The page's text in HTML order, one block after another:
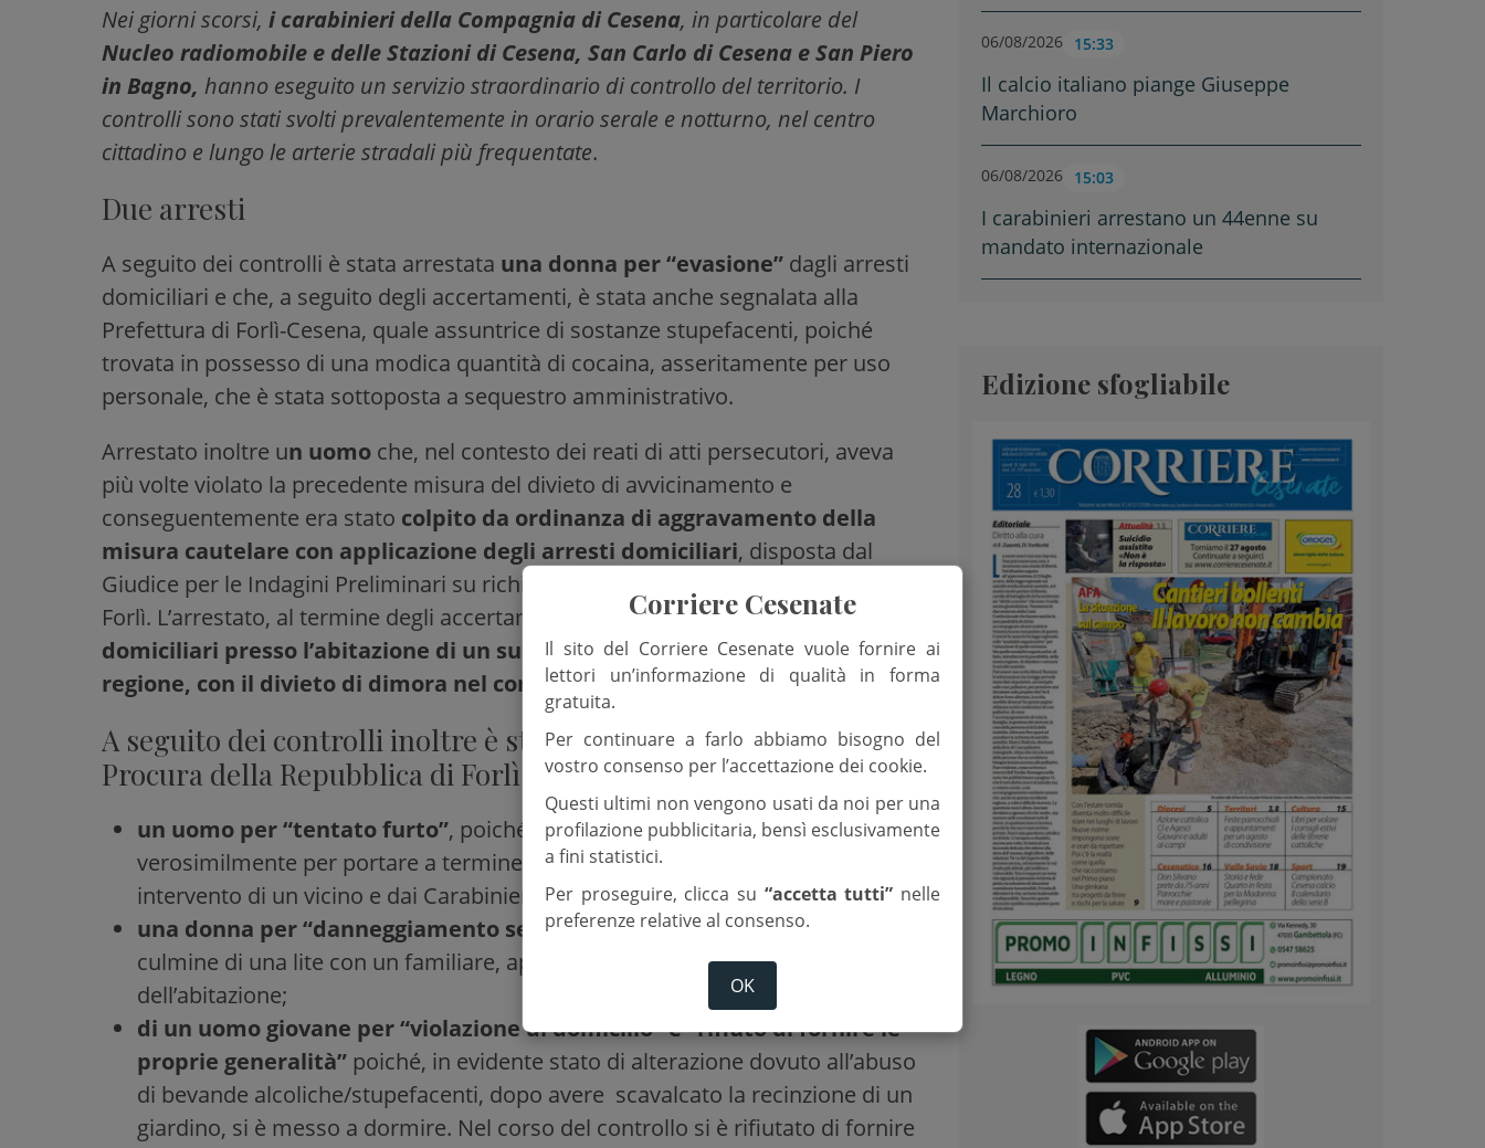
Nei giorni scorsi, i carabinieri della Compagnia di Cesena, in particolare del
Nucleo radiomobile e delle Stazioni di Cesena, San Carlo di Cesena e San Piero
in Bagno, hanno eseguito un servizio straordinario di controllo del territorio. I
controlli sono stati svolti prevalentemente in orario serale e notturno, nel centro
cittadino e lungo le arterie stradali più frequentate.
Due arresti
A seguito dei controlli è stata arrestata una donna per “evasione” dagli arresti
domiciliari e che, a seguito degli accertamenti, è stata anche segnalata alla
Prefettura di Forlì-Cesena, quale assuntrice di sostanze stupefacenti, poiché
trovata in possesso di una modica quantità di cocaina, asseritamente per uso
personale, che è stata sottoposta a sequestro amministrativo.
Arrestato inoltre un uomo che, nel contesto dei reati di atti persecutori, aveva
più volte violato la precedente misura del divieto di avvicinamento e
conseguentemente era stato colpito da ordinanza di aggravamento della
misura cautelare con applicazione degli arresti domiciliari, disposta dal
Giudice per le Indagini Preliminari su richiesta della Procura della Repubblica di
Forlì. L’arrestato, al termine degli accertamenti è statoristretto agli arresti
domiciliari presso l’abitazione di un suo familiare residente in altra
regione, con il divieto di dimora nel comune di Cesena.
A seguito dei controlli inoltre è stata effettuata denuncia alla
Procura della Repubblica di Forlì di:
un uomo per “tentato furto”, poiché sorpreso all’interno di una abitazione,
verosimilmente per portare a termine un furto poi scongiurato dal pronto
intervento di un vicino e dai Carabinieri sopraggiunti;
una donna per “danneggiamento seguito da incendio”per avere, al
culmine di una lite con un familiare, appiccato un incendio, con danni in parte
dell’abitazione;
di un uomo giovane per “violazione di domicilio” e “rifiuto di fornire le
proprie generalità” poiché, in evidente stato di alterazione dovuto all’abuso
di bevande alcoliche/stupefacenti, dopo avere scavalcato la recinzione di un
giardino, si è messo a dormire. Nel corso del controllo si è rifiutato di fornire
06/08/2026 15:33
Il calcio italiano piange Giuseppe
Marchioro
06/08/2026 15:03
I carabinieri arrestano un 44enne su
mandato internazionale
Edizione sfogliabile
Corriere Cesenate
Il sito del Corriere Cesenate vuole fornire ai
lettori un’informazione di qualità in forma
gratuita.
Per continuare a farlo abbiamo bisogno del
vostro consenso per l’accettazione dei cookie.
Questi ultimi non vengono usati da noi per una
profilazione pubblicitaria, bensì esclusivamente
a fini statistici.
Per proseguire, clicca su “accetta tutti” nelle
preferenze relative al consenso.
OK